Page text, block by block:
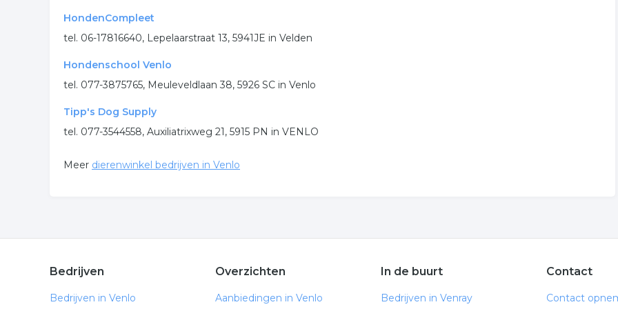
HondenCompleet
tel. 06-17816640, Lepelaarstraat 13, 5941JE in Velden
Hondenschool Venlo
tel. 077-3875765, Meuleveldlaan 38, 5926 SC in Venlo
Tipp's Dog Supply
tel. 077-3544558, Auxiliatrixweg 21, 5915 PN in VENLO
Meer dierenwinkel bedrijven in Venlo
Bedrijven
Bedrijven in Venlo
Overzichten
Aanbiedingen in Venlo
In de buurt
Bedrijven in Venray
Contact
Contact